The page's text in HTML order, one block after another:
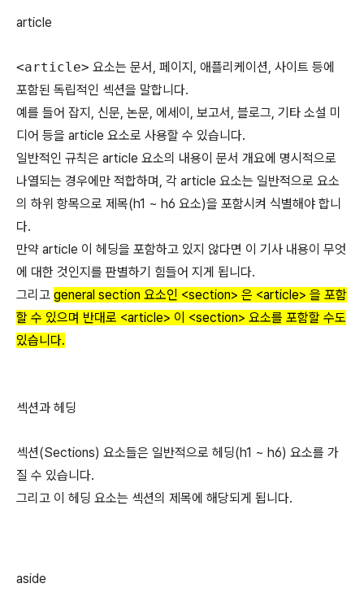
article
<article> 요소는 문서, 페이지, 애플리케이션, 사이트 등에
포함된 독립적인 섹션을 말합니다.
예를 들어 잡지, 신문, 논문, 에세이, 보고서, 블로그, 기타 소설 미
디어 등을 article 요소로 사용할 수 있습니다.
일반적인 규칙은 article 요소의 내용이 문서 개요에 명시적으로
나열되는 경우에만 적합하며, 각 article 요소는 일반적으로 요소
의 하위 항목으로 제목(h1 ~ h6 요소)을 포함시켜 식별해야 합니
다.
만약 article 이 헤딩을 포함하고 있지 않다면 이 기사 내용이 무엇
에 대한 것인지를 판별하기 힘들어 지게 됩니다.
그리고 general section 요소인 <section> 은 <article> 을 포함
할 수 있으며 반대로 <article> 이 <section> 요소를 포함할 수도
있습니다.
섹션과 헤딩
섹션(Sections) 요소들은 일반적으로 헤딩(h1 ~ h6) 요소를 가
질 수 있습니다.
그리고 이 헤딩 요소는 섹션의 제목에 해당되게 됩니다.
aside